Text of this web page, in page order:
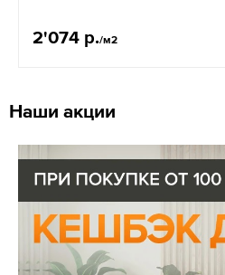
2'074 р./м2
Наши акции